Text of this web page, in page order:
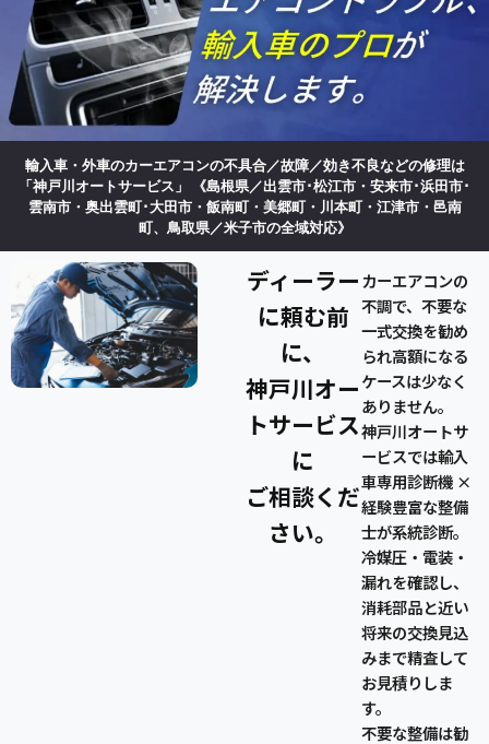
輸入車・外車のカーエアコンの不具合／故障／効き不良などの修理は
「神戸川オートサービス」
《島根県／出雲市･松江市・安来市･浜田市･
雲南市・奥出雲町･大田市・飯南町・美郷町・川本町・江津市・邑南
町、鳥取県／米子市の全域対応》
ディーラー
に頼む前
に、
神戸川オー
トサービス
に
ご相談くだ
さい。
カーエアコンの
不調で、不要な
一式交換を勧め
られ高額になる
ケースは少なく
ありません。
神戸川オートサ
ービスでは輸入
車専用診断機 ×
経験豊富な整備
士が系統診断。
冷媒圧・電装・
漏れを確認し、
消耗部品と近い
将来の交換見込
みまで精査して
お見積りしま
す。
不要な整備は勧